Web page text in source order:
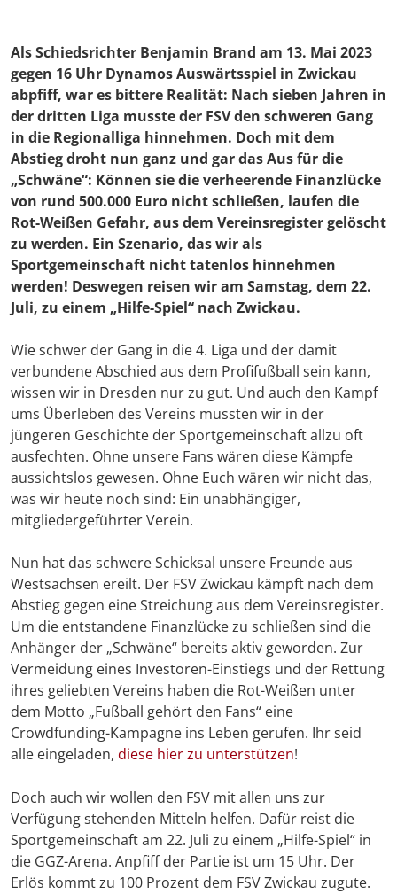
Als Schiedsrichter Benjamin Brand am 13. Mai 2023
gegen 16 Uhr Dynamos Auswärtsspiel in Zwickau
abpfiff, war es bittere Realität: Nach sieben Jahren in
der dritten Liga musste der FSV den schweren Gang
in die Regionalliga hinnehmen. Doch mit dem
Abstieg droht nun ganz und gar das Aus für die
„Schwäne“: Können sie die verheerende Finanzlücke
von rund 500.000 Euro nicht schließen, laufen die
Rot-Weißen Gefahr, aus dem Vereinsregister gelöscht
zu werden. Ein Szenario, das wir als
Sportgemeinschaft nicht tatenlos hinnehmen
werden! Deswegen reisen wir am Samstag, dem 22.
Juli, zu einem „Hilfe-Spiel“ nach Zwickau.
Wie schwer der Gang in die 4. Liga und der damit
verbundene Abschied aus dem Profifußball sein kann,
wissen wir in Dresden nur zu gut. Und auch den Kampf
ums Überleben des Vereins mussten wir in der
jüngeren Geschichte der Sportgemeinschaft allzu oft
ausfechten. Ohne unsere Fans wären diese Kämpfe
aussichtslos gewesen. Ohne Euch wären wir nicht das,
was wir heute noch sind: Ein unabhängiger,
mitgliedergeführter Verein.
Nun hat das schwere Schicksal unsere Freunde aus
Westsachsen ereilt. Der FSV Zwickau kämpft nach dem
Abstieg gegen eine Streichung aus dem Vereinsregister.
Um die entstandene Finanzlücke zu schließen sind die
Anhänger der „Schwäne“ bereits aktiv geworden. Zur
Vermeidung eines Investoren-Einstiegs und der Rettung
ihres geliebten Vereins haben die Rot-Weißen unter
dem Motto „Fußball gehört den Fans“ eine
Crowdfunding-Kampagne ins Leben gerufen. Ihr seid
alle eingeladen, diese hier zu unterstützen!
Doch auch wir wollen den FSV mit allen uns zur
Verfügung stehenden Mitteln helfen. Dafür reist die
Sportgemeinschaft am 22. Juli zu einem „Hilfe-Spiel“ in
die GGZ-Arena. Anpfiff der Partie ist um 15 Uhr. Der
Erlös kommt zu 100 Prozent dem FSV Zwickau zugute.